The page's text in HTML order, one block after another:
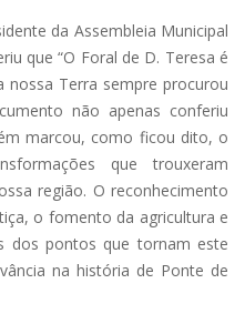
da Assembleia Municipal
que “O Foral de D. Teresa é
Terra sempre procurou
não apenas conferiu
marcou, como ficou dito, o
que trouxeram
região. O reconhecimento
o fomento da agricultura e
dos pontos que tornam este
na história de Ponte de